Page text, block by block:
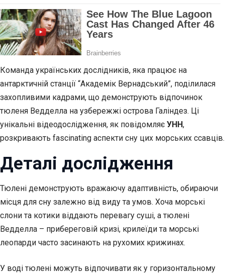
Команда українських дослідників, яка працює на
антарктичній станції “Академік Вернадський”, поділилася
захопливими кадрами, що демонструють відпочинок
тюленя Ведделла на узбережжі острова Галіндез. Ці
унікальні відеодослідження, як повідомляє УНН,
розкривають fascinating аспекти сну цих морських ссавців.
Деталі дослідження
Тюлені демонструють вражаючу адаптивність, обираючи
місця для сну залежно від виду та умов. Хоча морські
слони та котики віддають перевагу суші, а тюлені
Ведделла – прибереговій кризі, крилеїди та морські
леопарди часто засинають на рухомих крижинах.
У воді тюлені можуть відпочивати як у горизонтальному